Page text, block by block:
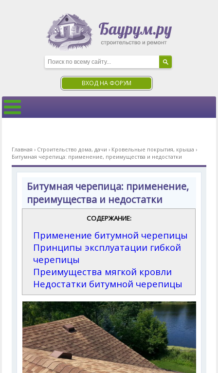
ВХОД НА ФОРУМ
Главная › Строительство дома, дачи › Кровельные покрытия, крыша ›
Битумная черепица: применение, преимущества и недостатки
Битумная черепица: применение,
преимущества и недостатки
СОДЕРЖАНИЕ:
Применение битумной черепицы
Принципы эксплуатации гибкой
черепицы
Преимущества мягкой кровли
Недостатки битумной черепицы